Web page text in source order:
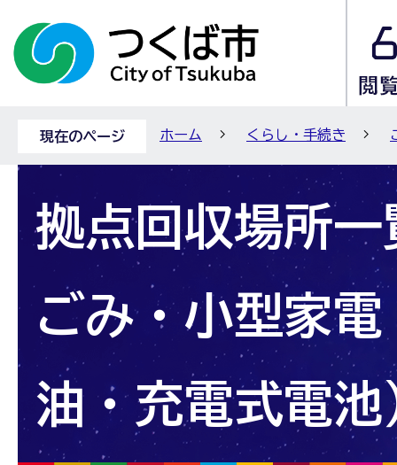
現在のページ ホーム くらし・手続き
拠点回収場所一
ごみ・小型家
油・充電式電池